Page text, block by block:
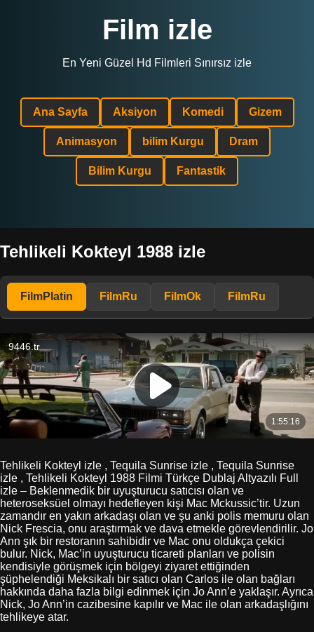
Film izle
En Yeni Güzel Hd Filmleri Sınırsız izle
Ana Sayfa Aksiyon Komedi Gizem
Animasyon bilim Kurgu Dram
Bilim Kurgu Fantastik
Tehlikeli Kokteyl 1988 izle
FilmPlatin FilmRu FilmOk FilmRu
Tehlikeli Kokteyl izle , Tequila Sunrise izle , Tequila Sunrise
izle , Tehlikeli Kokteyl 1988 Filmi Türkçe Dublaj Altyazılı Full
izle – Beklenmedik bir uyuşturucu satıcısı olan ve
heteroseksüel olmayı hedefleyen kişi Mac Mckussic’tir. Uzun
zamandır en yakın arkadaşı olan ve şu anki polis memuru olan
Nick Frescia, onu araştırmak ve dava etmekle görevlendirilir. Jo
Ann şık bir restoranın sahibidir ve Mac onu oldukça çekici
bulur. Nick, Mac’in uyuşturucu ticareti planları ve polisin
kendisiyle görüşmek için bölgeyi ziyaret ettiğinden
şüphelendiği Meksikalı bir satıcı olan Carlos ile olan bağları
hakkında daha fazla bilgi edinmek için Jo Ann’e yaklaşır. Ayrıca
Nick, Jo Ann’in cazibesine kapılır ve Mac ile olan arkadaşlığını
tehlikeye atar.